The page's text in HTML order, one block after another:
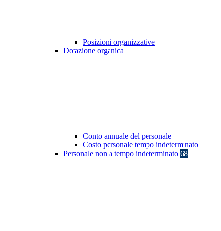
Posizioni organizzative
Dotazione organica
Conto annuale del personale
Costo personale tempo indeterminato
Personale non a tempo indeterminato 68